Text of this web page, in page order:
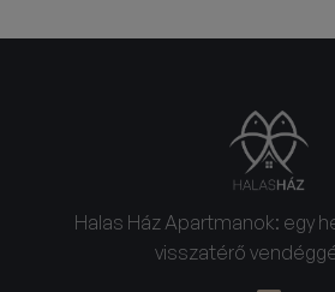
Halas Ház Apartmanok: egy
visszatérő